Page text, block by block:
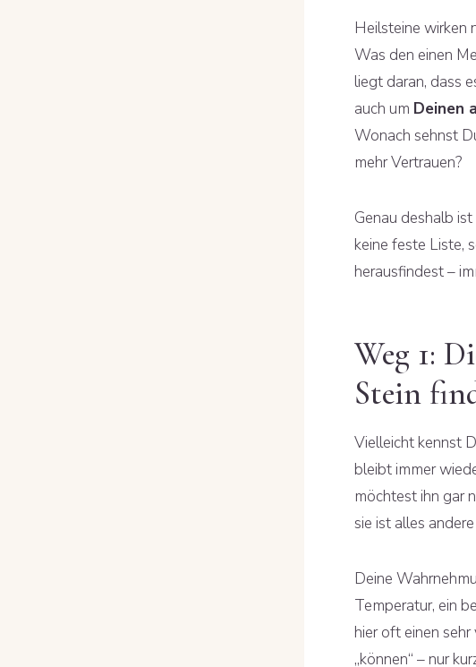
Heilsteine wirken
Was den einen
liegt daran, dass
auch um Deinen
Wonach sehnst
mehr Vertrauen?
Genau deshalb
keine feste Liste,
herausfindest –
Weg 1:
Stein
Vielleicht kennst
bleibt immer
möchtest ihn gar
sie ist alles
Deine
Temperatur, ein
hier oft einen
„können“ – nur